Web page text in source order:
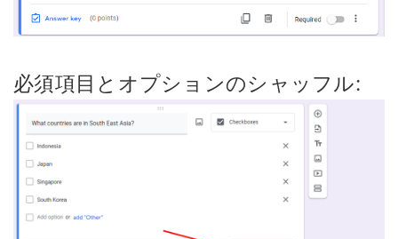
必須項目とオプションのシャッフル: